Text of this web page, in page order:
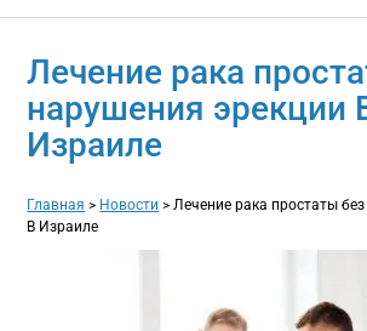
Лечение рака
нарушения эрекции
Израиле
Главная > Новости >Лечение рака простаты
В Израиле